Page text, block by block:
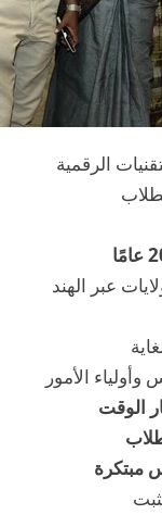
الرقمية
عبر الهند
الأمور
الوقت
مبتكرة